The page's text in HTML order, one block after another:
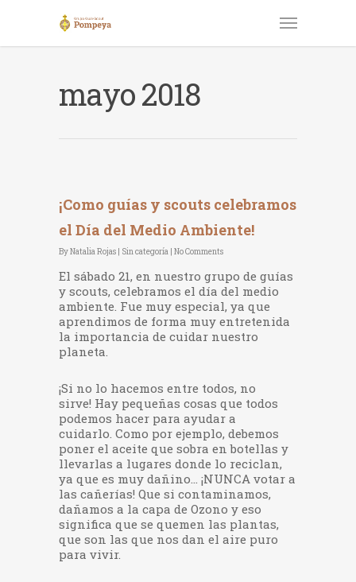
mayo 2018
¡Como guías y scouts celebramos
el Día del Medio Ambiente!
ByNatalia Rojas | Sin categoría | No Comments
El sábado 21, en nuestro grupo de guías
y scouts, celebramos el día del medio
ambiente. Fue muy especial, ya que
aprendimos de forma muy entretenida
la importancia de cuidar nuestro
planeta.
¡Si no lo hacemos entre todos, no
sirve! Hay pequeñas cosas que todos
podemos hacer para ayudar a
cuidarlo. Como por ejemplo, debemos
poner el aceite que sobra en botellas y
llevarlas a lugares donde lo reciclan,
ya que es muy dañino… ¡NUNCA votar a
las cañerías! Que si contaminamos,
dañamos a la capa de Ozono y eso
significa que se quemen las plantas,
que son las que nos dan el aire puro
para vivir.